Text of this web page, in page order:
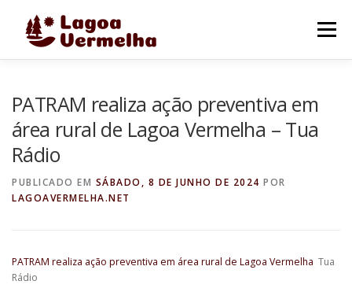
Menu
FALE CONOSCO
PATRAM realiza ação preventiva em
área rural de Lagoa Vermelha – Tua
Rádio
PUBLICADO EM SÁBADO, 8 DE JUNHO DE 2024 POR
LAGOAVERMELHA.NET
PATRAM realiza ação preventiva em área rural de Lagoa Vermelha Tua
Rádio